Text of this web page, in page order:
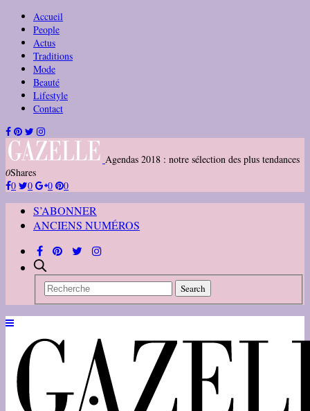
Accueil
People
Actus
Traditions
Mode
Beauté
Lifestyle
Contact
Agendas 2018 : notre sélection des plus tendances
0Shares
0
0 0 0
S’ABONNER
ANCIENS NUMÉROS